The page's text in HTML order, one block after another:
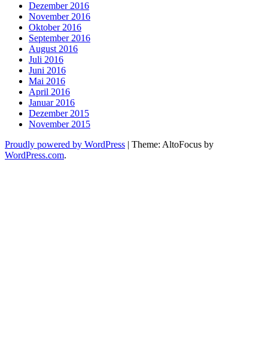
Dezember 2016
November 2016
Oktober 2016
September 2016
August 2016
Juli 2016
Juni 2016
Mai 2016
April 2016
Januar 2016
Dezember 2015
November 2015
Proudly powered by WordPress | Theme: AltoFocus by
WordPress.com.